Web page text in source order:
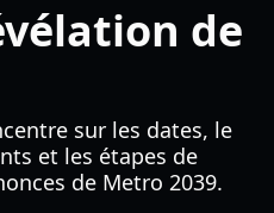
de
sur les dates, le
et les étapes de
de Metro 2039.